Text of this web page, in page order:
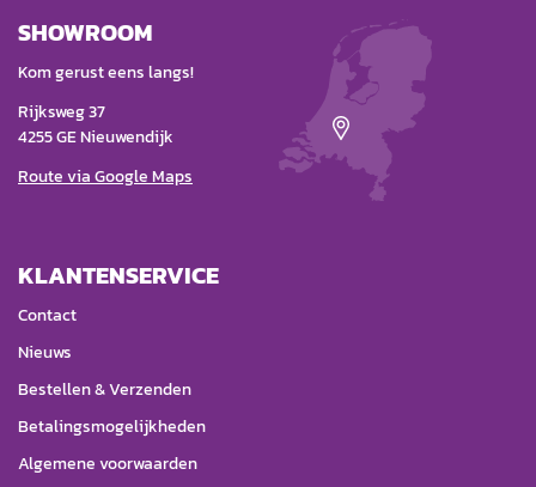
SHOWROOM
Kom gerust eens langs!
Rijksweg 37
4255 GE Nieuwendijk
Route via Google Maps
KLANTENSERVICE
Contact
Nieuws
Bestellen & Verzenden
Betalingsmogelijkheden
Algemene voorwaarden